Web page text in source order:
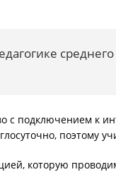
с подключением к
поэтому
которую